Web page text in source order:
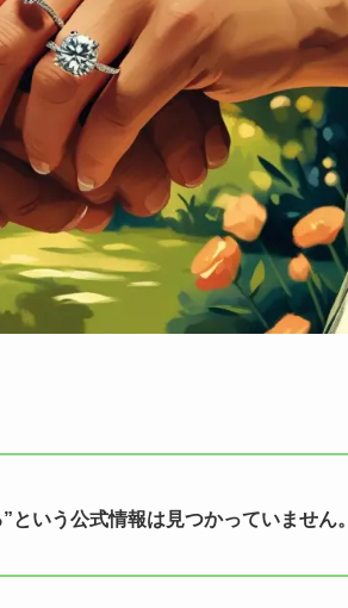
いう公式情報は見つかっていません。